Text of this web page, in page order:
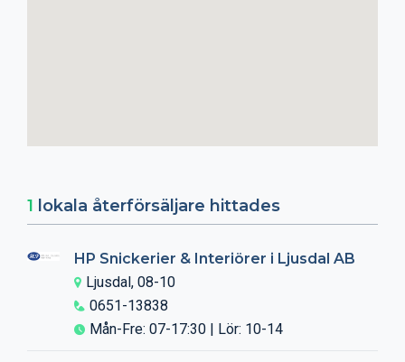
1 lokala återförsäljare hittades
HP Snickerier & Interiörer i Ljusdal AB
Ljusdal, 08-10
0651-13838
Mån-Fre: 07-17:30 | Lör: 10-14